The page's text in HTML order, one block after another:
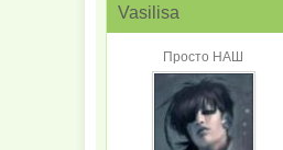
Vasilisa
Просто НАШ